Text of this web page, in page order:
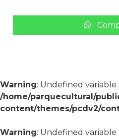
Warning: Undefined variable
/home/parquecultural/
content/themes/pcdv2/
Warning: Undefined variable